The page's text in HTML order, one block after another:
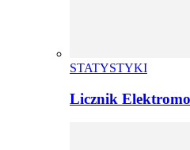
STATYSTYKI
Licznik